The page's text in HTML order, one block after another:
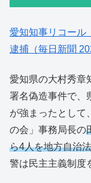
愛知知事リコー
逮捕（毎日新聞
愛知県の大村秀章
署名偽造事件で、
が強まったとして
の会」事務局長の
ら4人を地方自治
警は民主主義制度